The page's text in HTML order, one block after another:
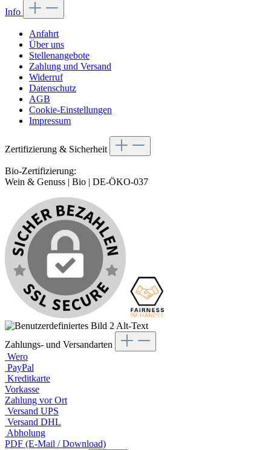
Info
Anfahrt
Über uns
Stellenangebote
Zahlung und Versand
Widerruf
Datenschutz
AGB
Cookie-Einstellungen
Impressum
Zertifizierung & Sicherheit
Bio-Zertifizierung:
Wein & Genuss | Bio | DE-ÖKO-037
Zahlungs- und Versandarten
Wero
PayPal
Kreditkarte
Vorkasse
Zahlung vor Ort
Versand UPS
Versand DHL
Abholung
PDF (E-Mail / Download)